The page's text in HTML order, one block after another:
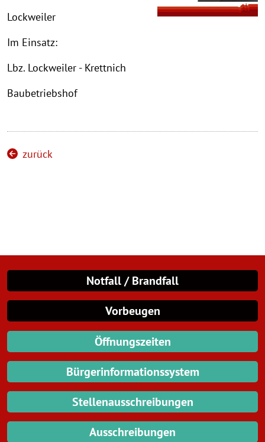
Lockweiler
Im Einsatz:
Lbz. Lockweiler - Krettnich
Baubetriebshof
zurück
Notfall / Brandfall
Vorbeugen
Öffnungszeiten
Bürgerinformationssystem
Stellenausschreibungen
Ausschreibungen